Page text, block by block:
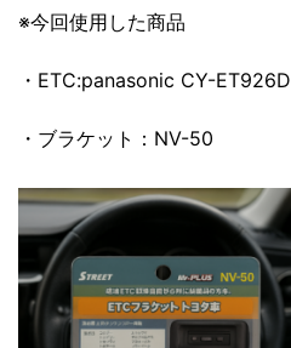
※今回使用した商品
・ETC:panasonic CY-ET926D
・ブラケット：NV-50